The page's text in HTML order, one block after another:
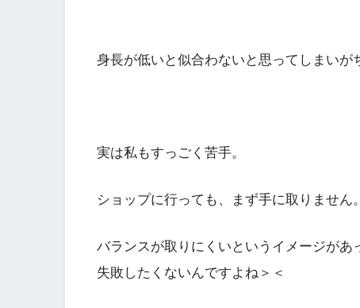
身長が低いと似合わないと思ってしまいが
実は私もすっごく苦手。
ショップに行っても、まず手に取りません。
バランスが取りにくいというイメージがあ
失敗したくないんですよね＞＜